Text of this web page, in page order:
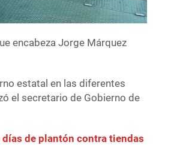
encabeza Jorge Márquez
estatal en las diferentes
el secretario de Gobierno de
de plantón contra tiendas